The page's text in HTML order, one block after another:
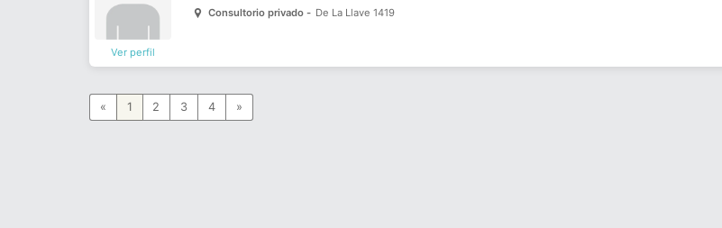
Ver perfil
Consultorio privado - De La Llave 1419
« 1 2 3 4 »